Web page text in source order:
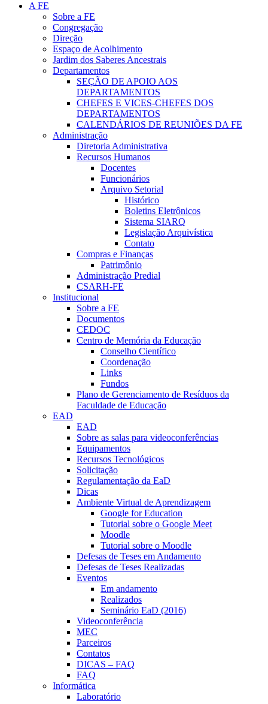
A FE
Sobre a FE
Congregação
Direção
Espaço de Acolhimento
Jardim dos Saberes Ancestrais
Departamentos
SEÇÃO DE APOIO AOS
DEPARTAMENTOS
CHEFES E VICES-CHEFES DOS
DEPARTAMENTOS
CALENDÁRIOS DE REUNIÕES DA FE
Administração
Diretoria Administrativa
Recursos Humanos
Docentes
Funcionários
Arquivo Setorial
Histórico
Boletins Eletrônicos
Sistema SIARQ
Legislação Arquivística
Contato
Compras e Finanças
Patrimônio
Administração Predial
CSARH-FE
Institucional
Sobre a FE
Documentos
CEDOC
Centro de Memória da Educação
Conselho Científico
Coordenação
Links
Fundos
Plano de Gerenciamento de Resíduos da
Faculdade de Educação
EAD
EAD
Sobre as salas para videoconferências
Equipamentos
Recursos Tecnológicos
Solicitação
Regulamentação da EaD
Dicas
Ambiente Virtual de Aprendizagem
Google for Education
Tutorial sobre o Google Meet
Moodle
Tutorial sobre o Moodle
Defesas de Teses em Andamento
Defesas de Teses Realizadas
Eventos
Em andamento
Realizados
Seminário EaD (2016)
Videoconferência
MEC
Parceiros
Contatos
DICAS – FAQ
FAQ
Informática
Laboratório